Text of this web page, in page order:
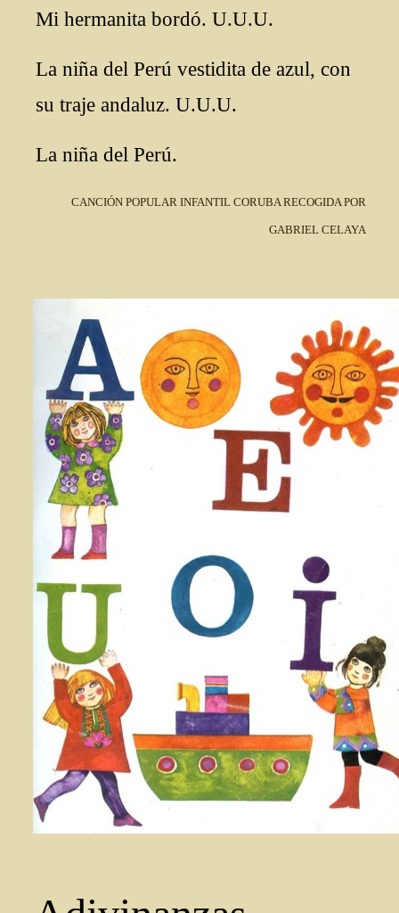
Mi hermanita bordó. U.U.U.
La niña del Perú vestidita de azul, con
su traje andaluz. U.U.U.
La niña del Perú.
CANCIÓN POPULAR INFANTIL CORUBA RECOGIDA POR
GABRIEL CELAYA